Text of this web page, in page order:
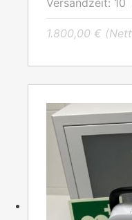
Versandzeit: 10
1.800,00 €